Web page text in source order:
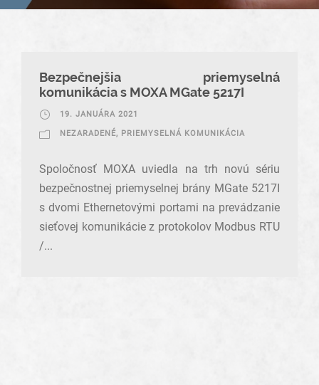
Bezpečnejšia priemyselná
komunikácia s MOXA MGate 5217I
19. JANUÁRA 2021
NEZARADENÉ, PRIEMYSELNÁ KOMUNIKÁCIA
Spoločnosť MOXA uviedla na trh novú sériu
bezpečnostnej priemyselnej brány MGate 5217I
s dvomi Ethernetovými portami na prevádzanie
sieťovej komunikácie z protokolov Modbus RTU
/...